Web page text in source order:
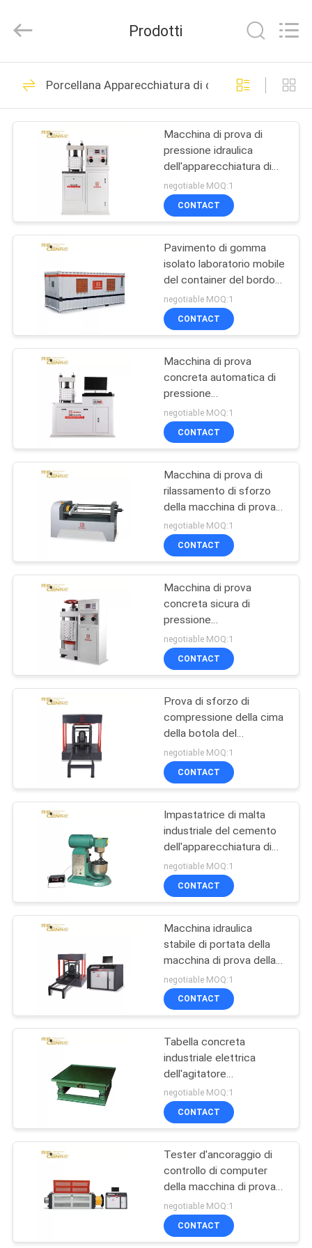
CASA
PRODOTTI
GIRO
DELLA
FABBRICA
DI
QUALITÀ
CONTATTICI
RICHIEDA
CITAZIONE
DEL
PRIVACY
POLICY
Chengdu
Recen
Ltd..
Reserved.
Indicatore di
momento del carico
della gru a torre
19
Indicatore
automatico del
carico sicuro
6
Indicatore del carico
sicuro della gru
Sistema antiurto
della gru a torre
Video sistema di
controllo
14
Pezzi di ricambio
della gru a torre
Pannello di
controllo della gru a
torre
Gondola sospesa
della piattaforma
Prodotti
Porcellana Apparecchiatura di collaudo del
Macchina di prova di
pressione idraulica
dell'apparecchiatura di
collaudo del materiale da
costruzione di Digital
negotiable MOQ:1
CONTACT
Pavimento di gomma
isolato laboratorio mobile
del container del bordo
del PVC
negotiable MOQ:1
CONTACT
Macchina di prova
concreta automatica di
pressione
dell'apparecchiatura di
collaudo del materiale da
costruzione
negotiable MOQ:1
CONTACT
Macchina di prova di
rilassamento di sforzo
della macchina di prova
per prova del cavo del
filo
negotiable MOQ:1
CONTACT
Macchina di prova
concreta sicura di
pressione
dell'apparecchiatura di
collaudo del materiale da
costruzione
negotiable MOQ:1
CONTACT
Prova di sforzo di
compressione della cima
della botola del
visualizzatore digitale
dell'attrezzatura di prova
di pressione della
negotiable MOQ:1
CONTACT
Impastatrice di malta
industriale del cemento
dell'apparecchiatura di
collaudo del materiale da
costruzione 2.5L
negotiable MOQ:1
CONTACT
Macchina idraulica
stabile di portata della
macchina di prova della
copertura di botola servo
negotiable MOQ:1
CONTACT
Tabella concreta
industriale elettrica
dell'agitatore
dell'apparecchiatura di
collaudo del materiale da
costruzione
negotiable MOQ:1
CONTACT
Tester d'ancoraggio di
controllo di computer
della macchina di prova
di compressibilità della
copertura di botola servo
negotiable MOQ:1
CONTACT